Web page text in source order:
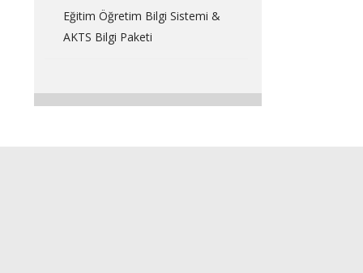
Eğitim Öğretim Bilgi Sistemi &
AKTS Bilgi Paketi